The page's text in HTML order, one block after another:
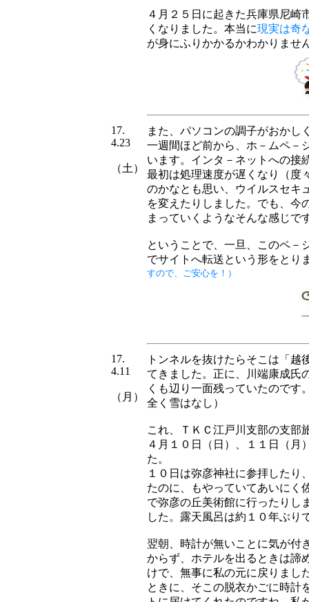
４月２５日に起きた兵庫県尼崎
くなりました。本当に現実は奇
が身にふりかかるかわかりませ
17.
4.23
（土）
また、パソコンの調子がおかし
一週間ほど前から、ホ－ムペ－
います。インタ－ネットへの接
最初は処理速度が遅くなり（度
のかなとも思い、ウイルスセキ
を変えたりしました。でも、今
まっていくようなそんな感じで
ということで、一旦、このペ－
でサイトへ転送という形をとり
すので、ご安心を！）
17.
4.11
（月）
トンネルを抜けたらそこは「
てきました。 正に、川端康成氏
くも辺り一面残っていたのです
全く雪はなし）
これ、ＴＫＣ江戸川支部の支部
４月１０日（日）、１１日（月
た。
１０日は弥彦神社に参拝したり
たのに、もやっていてあいにく
で弥彦の丘美術館に行ったりし
した。露天風呂は約１０年ぶり
翌朝、時計が無いことに気が付
からず、ホテルを出るときは諦
けで、無事に私の元に戻りまし
ときに、そこの脱衣かごに時計